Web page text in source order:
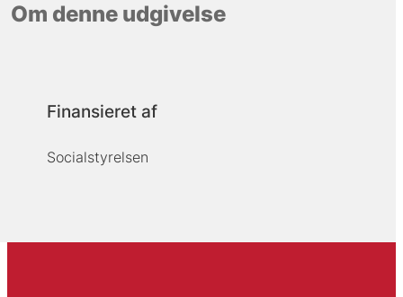
Om denne udgivelse
Finansieret af
Socialstyrelsen